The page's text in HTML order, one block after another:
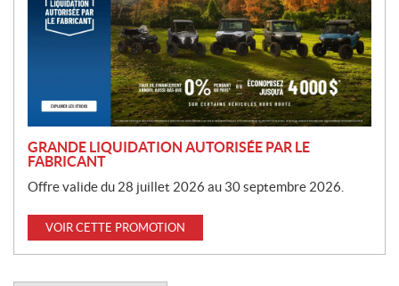
GRANDE LIQUIDATION AUTORISÉE PAR LE
FABRICANT
Offre valide du 28 juillet 2026 au 30 septembre 2026.
VOIR CETTE PROMOTION